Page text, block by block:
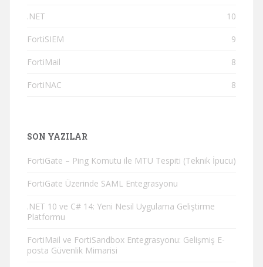
.NET 10
FortiSIEM 9
FortiMail 8
FortiNAC 8
SON YAZILAR
FortiGate – Ping Komutu ile MTU Tespiti (Teknik İpucu)
FortiGate Üzerinde SAML Entegrasyonu
.NET 10 ve C# 14: Yeni Nesil Uygulama Geliştirme
Platformu
FortiMail ve FortiSandbox Entegrasyonu: Gelişmiş E-
posta Güvenlik Mimarisi